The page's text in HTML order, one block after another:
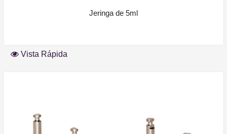
Jeringa de 5ml
Vista Rápida